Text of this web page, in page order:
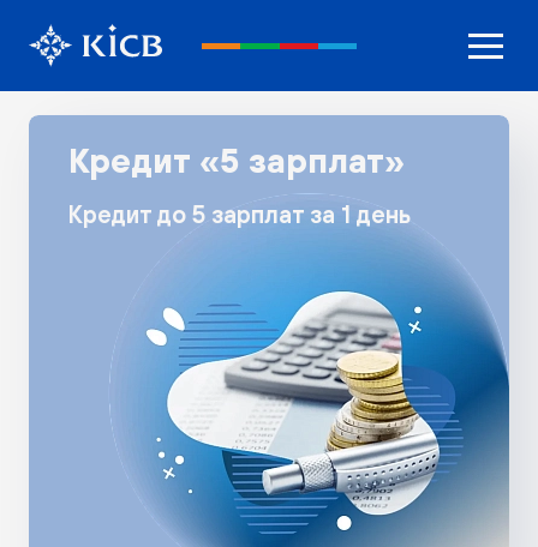
Кредит «5 зарплат»
Кредит до 5 зарплат за 1 день